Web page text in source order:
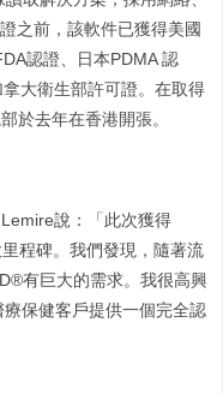
之前，該軟件已獲得美國
認證、日本PDMA 認
大衛生部許可證。在取得
於去年在香港開張。
說：「此次獲得
程碑。我們發現，隨著流
有巨大的需求。我很高興
保健客戶提供一個完全認